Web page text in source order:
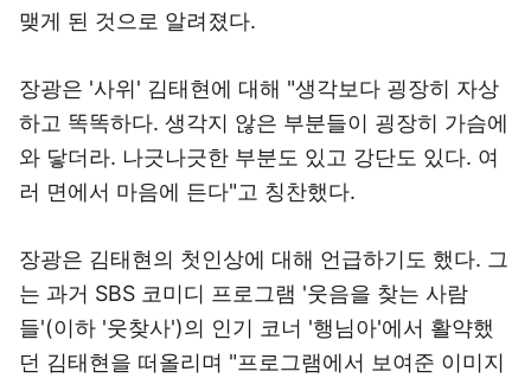
맺게 된 것으로 알려졌다.
장광은 '사위' 김태현에 대해 "생각보다 굉장히 자상
하고 똑똑하다. 생각지 않은 부분들이 굉장히 가슴에
와 닿더라. 나긋나긋한 부분도 있고 강단도 있다. 여
러 면에서 마음에 든다"고 칭찬했다.
장광은 김태현의 첫인상에 대해 언급하기도 했다. 그
는 과거 SBS 코미디 프로그램 '웃음을 찾는 사람
들'(이하 '웃찾사')의 인기 코너 '행님아'에서 활약했
던 김태현을 떠올리며 "프로그램에서 보여준 이미지